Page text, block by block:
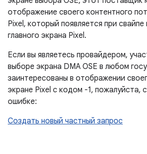
отображение своего контентного
Pixel, который появляется при свайпе
главного экрана Pixel.
Если вы являетесь провайдером,
выборе экрана DMA OSE в любом
заинтересованы в отображении
экране Pixel с кодом -1, пожалуйста,
ошибке:
Создать новый частный запрос